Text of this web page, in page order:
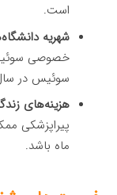
است.
شهریه
سوئیس در
هزینه‌های
ماه باشد.